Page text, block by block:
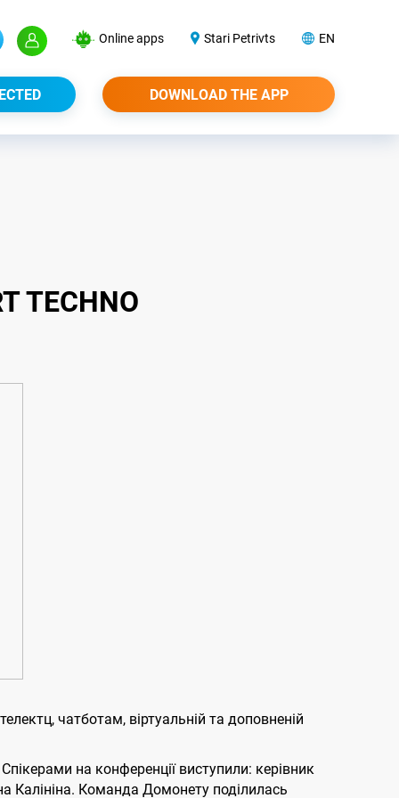
Online apps Stari Petrivts EN
DOWNLOAD THE APP
чатботам, віртуальній та доповненій
на конференції виступили: керівник
Калініна. Команда Домонету поділилась